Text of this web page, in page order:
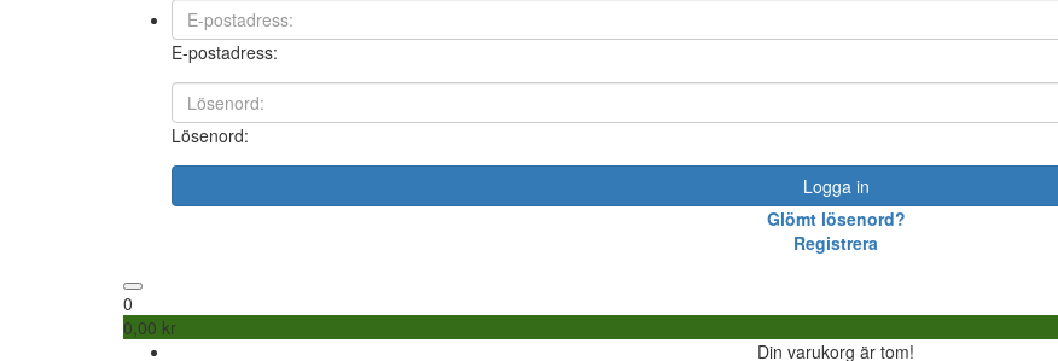
E-postadress:
Lösenord:
Logga in
Glömt lösenord?
Registrera
0
0,00 kr
Din varukorg är tom!